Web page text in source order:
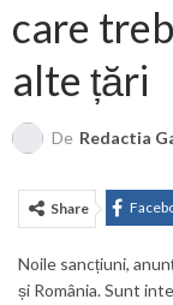
care
alte țări
De Redactia Gazeta
Share
Noile sancțiuni,
și România. Sunt